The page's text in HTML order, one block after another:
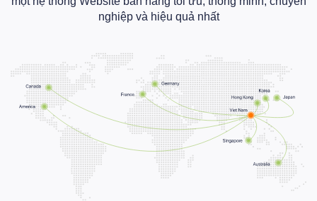
nghiệp và hiệu quả nhất